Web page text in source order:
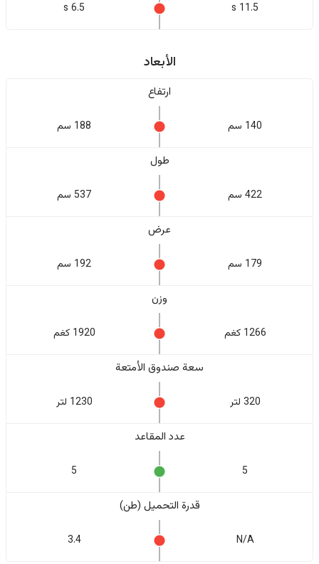
11.5 s
6.5 s
الأبعاد
ارتفاع
140 سم 188 سم
طول
422 سم 537 سم
عرض
179 سم 192 سم
وزن
1266 كغم 1920 كغم
سعة صندوق الأمتعة
320 لتر 1230 لتر
عدد المقاعد
5
5
قدرة التحميل (طن)
N/A
3.4